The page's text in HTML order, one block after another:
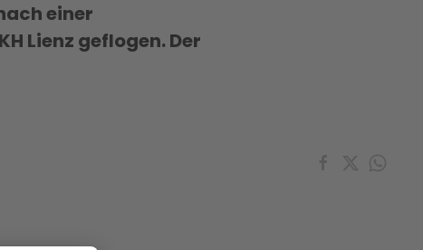
einer
Lienz geflogen. Der